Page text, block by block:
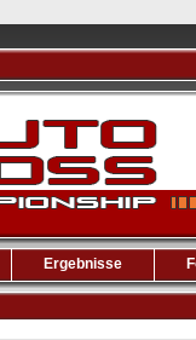
Ergebnisse